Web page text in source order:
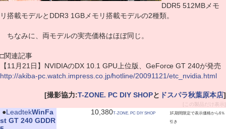
DDR5 512MBメモ
リ搭載モデルとDDR3 1GBメモリ搭載モデルの2種類。
ちなみに、両モデルの実売価格はほぼ同じ。
□関連記事
【11月21日】NVIDIAのDX 10.1 GPU上位版、GeForce GT 240が発売
http://akiba-pc.watch.impress.co.jp/hotline/20091121/etc_nvidia.html
[撮影協力:T-ZONE. PC DIY SHOPと ドスパラ秋葉原本店]
[この製品だけ表示]
●LeadtekWinFa
st GT 240 GDDR
10,380T-ZONE. PC DIY SHOP
1F,期間限定で表示価格から6％
引き